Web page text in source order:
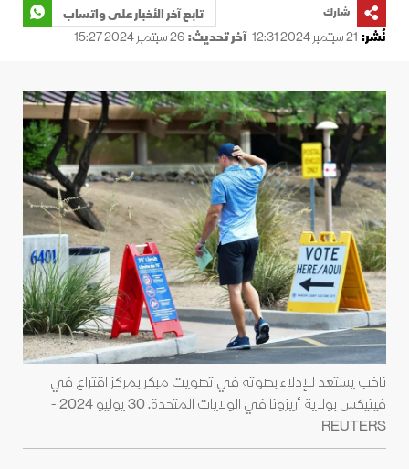
شارك
تابع آخر الأخبار على واتساب
نُشر: 21 سبتمبر 2024 12:31 آخر تحديث:26 سبتمبر 2024 15:27
ناخب يستعد للإدلاء بصوته في تصويت مبكر بمركز اقتراع في
فينيكس بولاية أريزونا في الولايات المتحدة. 30 يوليو 2024 -
REUTERS